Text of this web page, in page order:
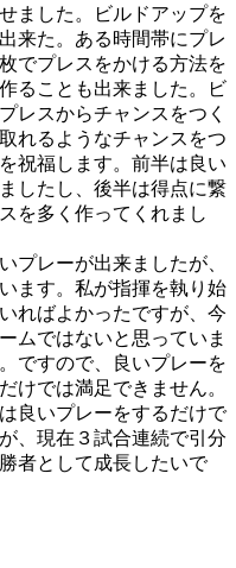
ました。ビルドアップを
来た。ある時間帯にプレ
でプレスをかける方法を
ることも出来ました。ビ
レスからチャンスをつく
れるようなチャンスをつ
祝福します。前半は良い
したし、後半は得点に繋
を多く作ってくれまし
プレーが出来ましたが、
ます。私が指揮を執り始
ればよかったですが、今
ムではないと思っていま
ですので、良いプレーを
けでは満足できません。
良いプレーをするだけで
、現在３試合連続で引分
者として成長したいで